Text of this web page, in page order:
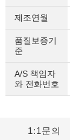
제조연월
품질보증기
준
A/S 책임자
와 전화번호
1:1문의